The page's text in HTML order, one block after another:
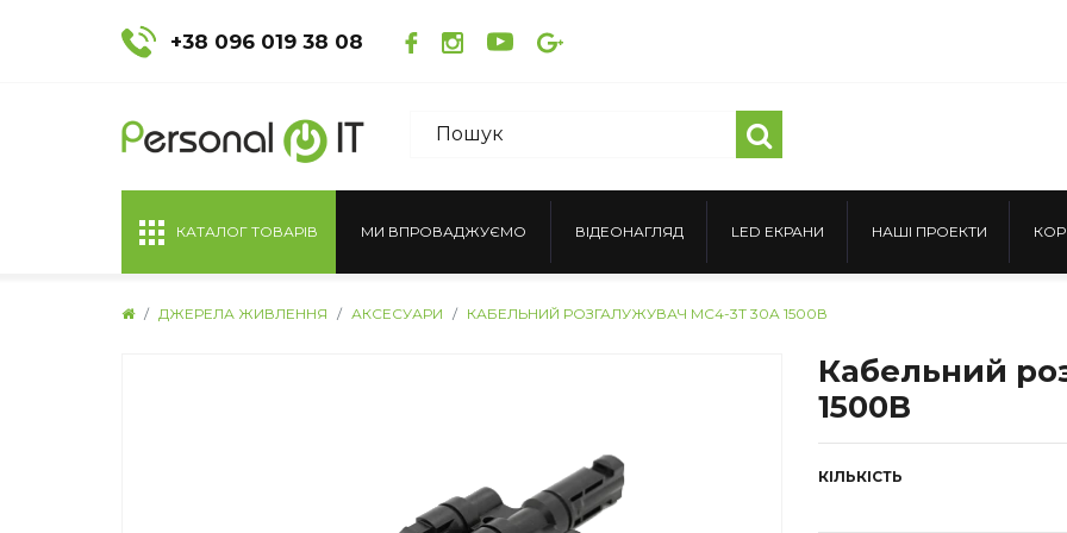
+38 096 019 38 08
КАТАЛОГ ТОВАРІВ МИ ВПРОВАДЖУЄМО ВІДЕОНАГЛЯД LED ЕКРАНИ НАШІ ПРОЕКТИ
ДЖЕРЕЛА ЖИВЛЕННЯ АКСЕСУАРИ КАБЕЛЬНИЙ РОЗГАЛУЖУВАЧ MC4-3T 30A 1500В
Кабельний
1500В
КІЛЬКІСТЬ